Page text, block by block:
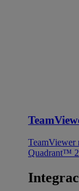
TeamViewer
Quadrant™